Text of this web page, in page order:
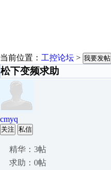
当前位置： 工控论坛 > 我要发帖
松下变频求助
cmyq
关注 私信
精华：3帖
求助：0帖